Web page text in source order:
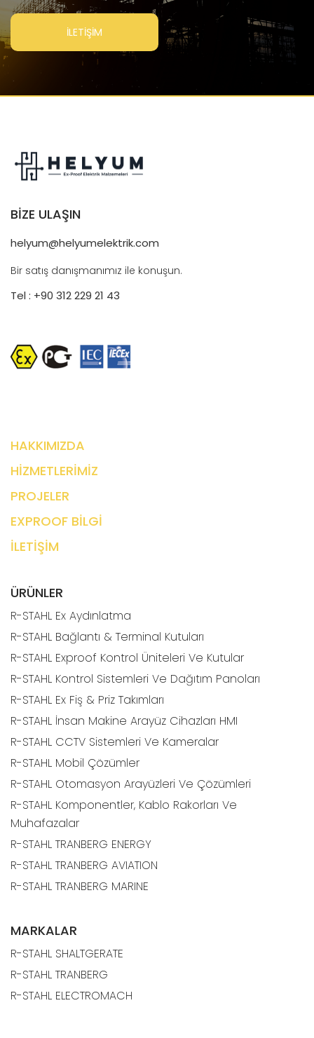
İLETİŞİM
BİZE ULAŞIN
helyum@helyumelektrik.com
Bir satış danışmanımız ile konuşun.
Tel : +90 312 229 21 43
HAKKIMIZDA
HİZMETLERİMİZ
PROJELER
EXPROOF BİLGİ
İLETİŞİM
ÜRÜNLER
R-STAHL Ex Aydınlatma
R-STAHL Bağlantı & Terminal Kutuları
R-STAHL Exproof Kontrol Üniteleri Ve Kutular
R-STAHL Kontrol Sistemleri Ve Dağıtım Panoları
R-STAHL Ex Fiş & Priz Takımları
R-STAHL İnsan Makine Arayüz Cihazları HMI
R-STAHL CCTV Sistemleri Ve Kameralar
R-STAHL Mobil Çözümler
R-STAHL Otomasyon Arayüzleri Ve Çözümleri
R-STAHL Komponentler, Kablo Rakorları Ve
Muhafazalar
R-STAHL TRANBERG ENERGY
R-STAHL TRANBERG AVIATION
R-STAHL TRANBERG MARINE
MARKALAR
R-STAHL SHALTGERATE
R-STAHL TRANBERG
R-STAHL ELECTROMACH